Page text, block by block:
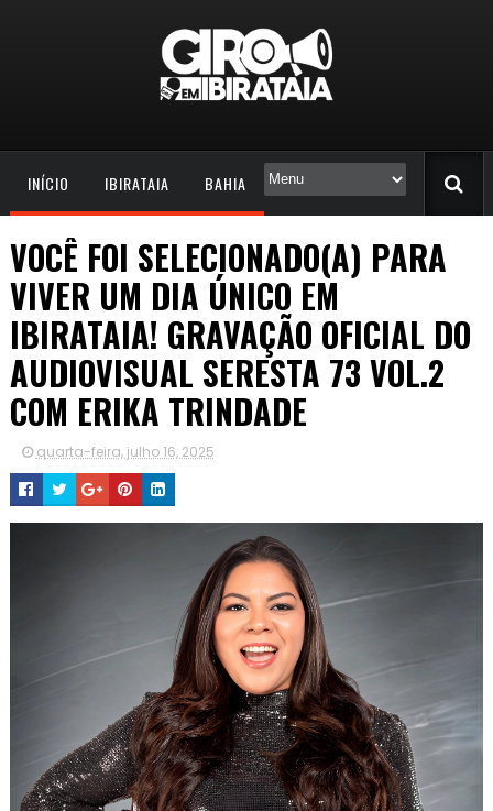
INÍCIO IBIRATAIA BAHIA
VOCÊ FOI SELECIONADO(A) PARA
VIVER UM DIA ÚNICO EM
IBIRATAIA! GRAVAÇÃO OFICIAL DO
AUDIOVISUAL SERESTA 73 VOL.2
COM ERIKA TRINDADE
quarta-feira, julho 16, 2025